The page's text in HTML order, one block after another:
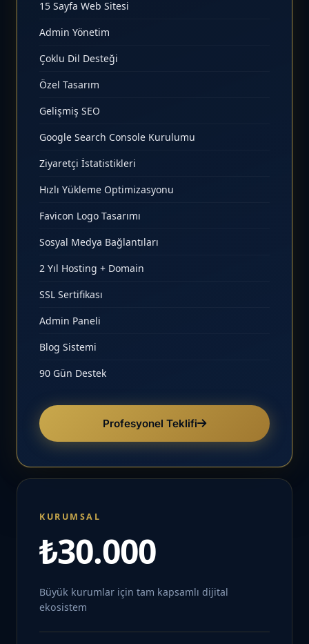
15 Sayfa Web Sitesi
Admin Yönetim
Çoklu Dil Desteği
Özel Tasarım
Gelişmiş SEO
Google Search Console Kurulumu
Ziyaretçi İstatistikleri
Hızlı Yükleme Optimizasyonu
Favicon Logo Tasarımı
Sosyal Medya Bağlantıları
2 Yıl Hosting + Domain
SSL Sertifikası
Admin Paneli
Blog Sistemi
90 Gün Destek
Profesyonel Teklifi
KURUMSAL
₺30.000
Büyük kurumlar için tam kapsamlı dijital
ekosistem